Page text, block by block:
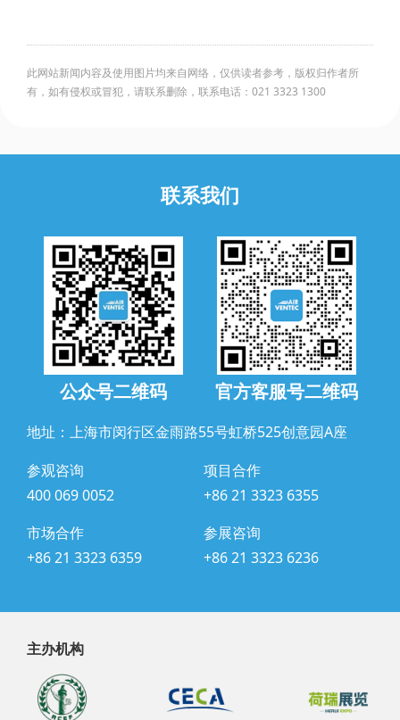
此网站新闻内容及使用图片均来自网络，仅供读者参考，版权归作者所
有，如有侵权或冒犯，请联系删除，联系电话：021 3323 1300
联系我们
公众号二维码 官方客服号二维码
地址：上海市闵行区金雨路55号虹桥525创意园A座
参观咨询
400 069 0052
项目合作
+86 21 3323 6355
市场合作
+86 21 3323 6359
参展咨询
+86 21 3323 6236
主办机构